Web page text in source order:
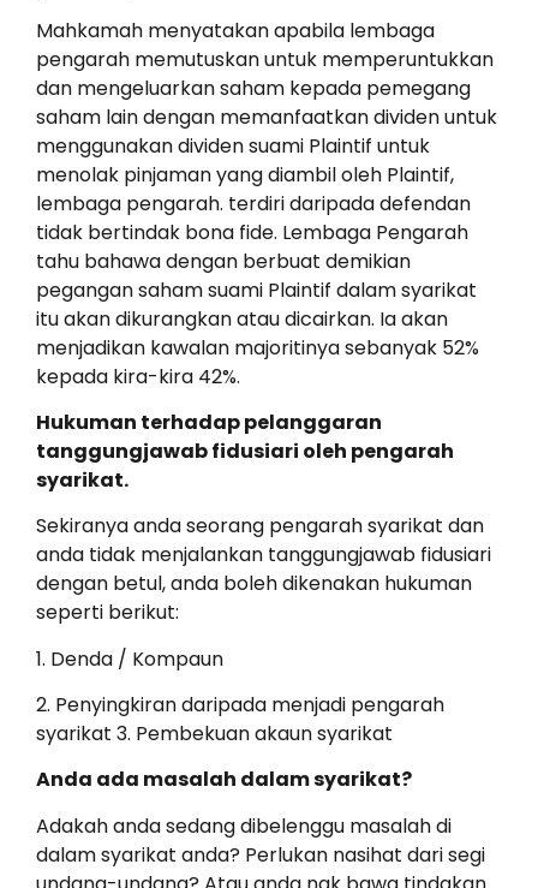
Mahkamah menyatakan apabila lembaga
pengarah memutuskan untuk memperuntukkan
dan mengeluarkan saham kepada pemegang
saham lain dengan memanfaatkan dividen untuk
menggunakan dividen suami Plaintif untuk
menolak pinjaman yang diambil oleh Plaintif,
lembaga pengarah. terdiri daripada defendan
tidak bertindak bona fide. Lembaga Pengarah
tahu bahawa dengan berbuat demikian
pegangan saham suami Plaintif dalam syarikat
itu akan dikurangkan atau dicairkan. Ia akan
menjadikan kawalan majoritinya sebanyak 52%
kepada kira-kira 42%.
Hukuman terhadap pelanggaran
tanggungjawab fidusiari oleh pengarah
syarikat.
Sekiranya anda seorang pengarah syarikat dan
anda tidak menjalankan tanggungjawab fidusiari
dengan betul, anda boleh dikenakan hukuman
seperti berikut:
1. Denda / Kompaun
2. Penyingkiran daripada menjadi pengarah
syarikat 3. Pembekuan akaun syarikat
Anda ada masalah dalam syarikat?
Adakah anda sedang dibelenggu masalah di
dalam syarikat anda? Perlukan nasihat dari segi